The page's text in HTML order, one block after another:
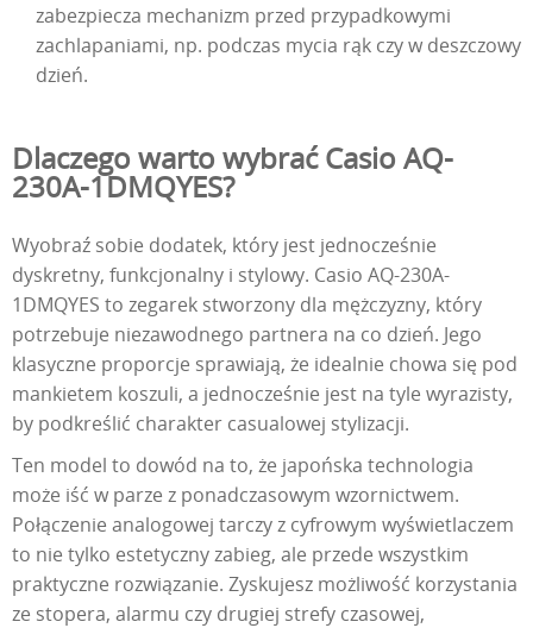
zabezpiecza mechanizm przed przypadkowymi
zachlapaniami, np. podczas mycia rąk czy w deszczowy
dzień.
Dlaczego warto wybrać Casio AQ-
230A-1DMQYES?
Wyobraź sobie dodatek, który jest jednocześnie
dyskretny, funkcjonalny i stylowy. Casio AQ-230A-
1DMQYES to zegarek stworzony dla mężczyzny, który
potrzebuje niezawodnego partnera na co dzień. Jego
klasyczne proporcje sprawiają, że idealnie chowa się pod
mankietem koszuli, a jednocześnie jest na tyle wyrazisty,
by podkreślić charakter casualowej stylizacji.
Ten model to dowód na to, że japońska technologia
może iść w parze z ponadczasowym wzornictwem.
Połączenie analogowej tarczy z cyfrowym wyświetlaczem
to nie tylko estetyczny zabieg, ale przede wszystkim
praktyczne rozwiązanie. Zyskujesz możliwość korzystania
ze stopera, alarmu czy drugiej strefy czasowej,